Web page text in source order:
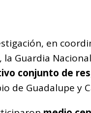
en
Guardia
conjunto de
de Guadalupe y